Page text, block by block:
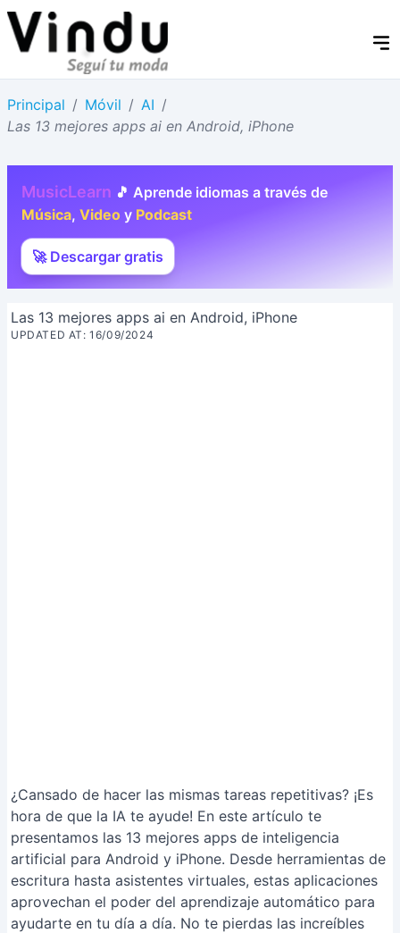
Principal / Móvil / AI /
Las 13 mejores apps ai en Android, iPhone
MusicLearn 🎵 Aprende idiomas a través de
Música, Video y Podcast
🚀 Descargar gratis
Las 13 mejores apps ai en Android, iPhone
UPDATED AT: 16/09/2024
¿Cansado de hacer las mismas tareas repetitivas? ¡Es
hora de que la IA te ayude! En este artículo te
presentamos las 13 mejores apps de inteligencia
artificial para Android y iPhone. Desde herramientas de
escritura hasta asistentes virtuales, estas aplicaciones
aprovechan el poder del aprendizaje automático para
ayudarte en tu día a día. No te pierdas las increíbles